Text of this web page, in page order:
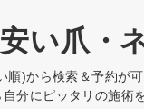
い爪・
順)から検索＆予約が
分にピッタリの施術